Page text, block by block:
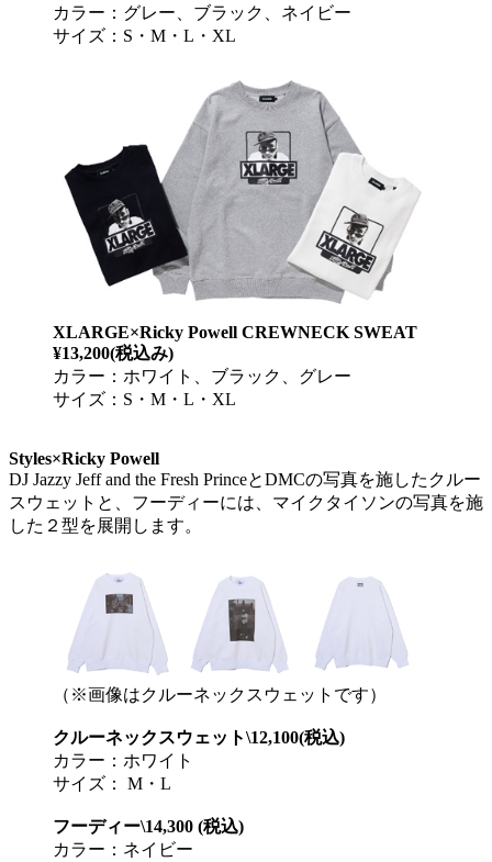
カラー：グレー、ブラック、ネイビー
サイズ：S・M・L・XL
XLARGE×Ricky Powell CREWNECK SWEAT
¥13,200(税込み)
カラー：ホワイト、ブラック、グレー
サイズ：S・M・L・XL
Styles×Ricky Powell
DJ Jazzy Jeff and the Fresh PrinceとDMCの写真を施したクルー
スウェットと、フーディーには、マイクタイソンの写真を施
した２型を展開します。
（※画像はクルーネックスウェットです）
クルーネックスウェット\12,100(税込)
カラー：ホワイト
サイズ： M・L
フーディー\14,300 (税込)
カラー：ネイビー